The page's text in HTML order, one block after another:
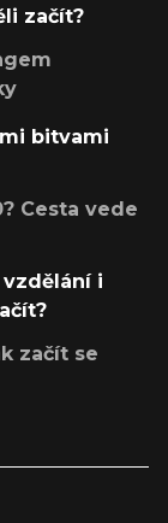
začít?
bitvami
Cesta vede
i
začít se